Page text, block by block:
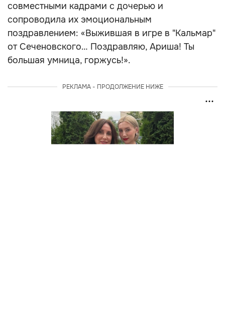
совместными кадрами с дочерью и
сопроводила их эмоциональным
поздравлением: «Выжившая в игре в "Кальмар"
от Сеченовского… Поздравляю, Ариша! Ты
большая умница, горжусь!».
РЕКЛАМА - ПРОДОЛЖЕНИЕ НИЖЕ